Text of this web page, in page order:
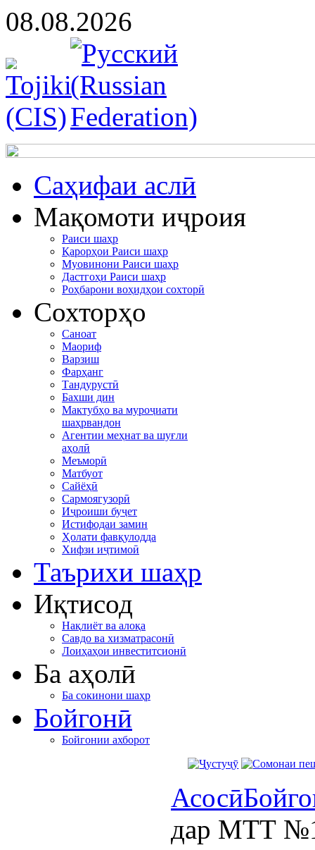
08.08.2026
Cаҳифаи аслӣ
Мақомоти иҷроия
Раиси шаҳр
Қарорҳои Раиси шаҳр
Муовинони Раиси шаҳр
Дастгоҳи Раиси шаҳр
Роҳбарони воҳидҳои сохторӣ
Сохторҳо
Саноат
Маориф
Варзиш
Фарҳанг
Тандурустӣ
Бахши дин
Мактубҳо ва муроҷиати
шаҳрвандон
Агентии меҳнат ва шуғли
аҳолӣ
Меъморӣ
Матбуот
Сайёҳӣ
Сармоягузорӣ
Иҷроиши буҷет
Истифодаи замин
Ҳолати фавқулодда
Хифзи иҷтимоӣ
Таърихи шаҳр
Иқтисод
Нақлиёт ва алоқа
Савдо ва хизматрасонӣ
Лоиҳаҳои инвеститсионӣ
Ба аҳолӣ
Ба сокинони шаҳр
Бойгонӣ
Бойгонии ахборот
Асосӣ
дар МТТ